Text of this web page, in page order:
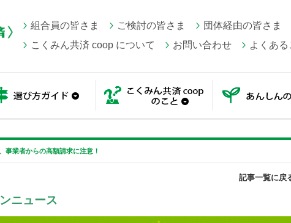
組合員の皆さま ご検討の皆さま
団体経由の皆さま
こくみん共済 coop について
お問い合わせ よくあ
事業者からの高額請求に注意！
記事一覧に戻
ニュース